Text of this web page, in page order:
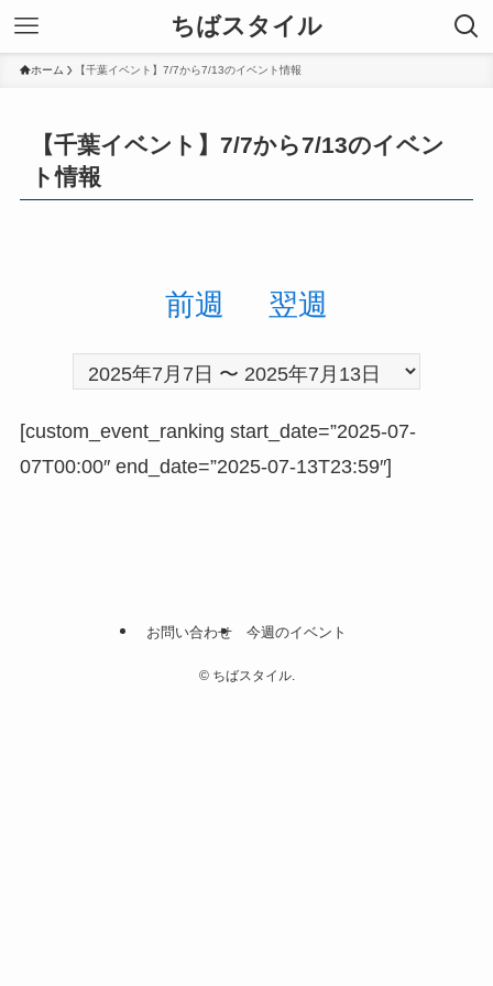
ちばスタイル
ホーム 【千葉イベント】7/7から7/13のイベント情報
【千葉イベント】7/7から7/13のイベン
ト情報
前週 翌週
[custom_event_ranking start_date=”2025-07-
07T00:00″ end_date=”2025-07-13T23:59″]
お問い合わせ 今週のイベント
©ちばスタイル.